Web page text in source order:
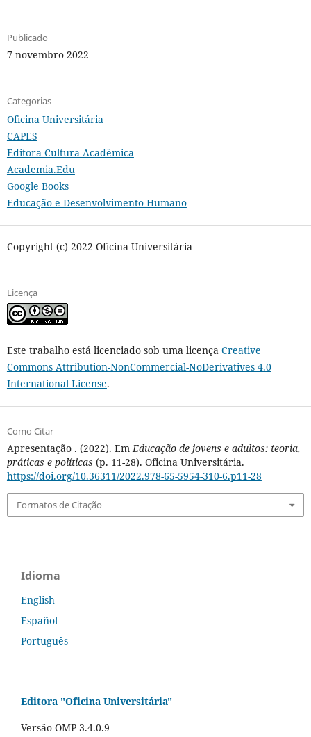
Publicado
7 novembro 2022
Categorias
Oficina Universitária
CAPES
Editora Cultura Acadêmica
Academia.Edu
Google Books
Educação e Desenvolvimento Humano
Copyright (c) 2022 Oficina Universitária
Licença
Este trabalho está licenciado sob uma licença Creative
Commons Attribution-NonCommercial-NoDerivatives 4.0
International License.
Como Citar
Apresentação . (2022). Em Educação de jovens e adultos: teoria,
práticas e políticas (p. 11-28). Oficina Universitária.
https://doi.org/10.36311/2022.978-65-5954-310-6.p11-28
Formatos de Citação
Idioma
English
Español
Português
Editora "Oficina Universitária"
Versão OMP 3.4.0.9